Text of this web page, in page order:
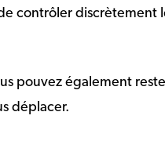
contrôler
pouvez également
déplacer.